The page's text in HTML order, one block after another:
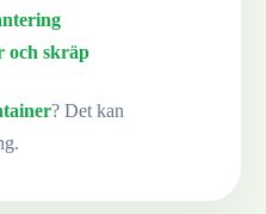
och skräp
? Det kan